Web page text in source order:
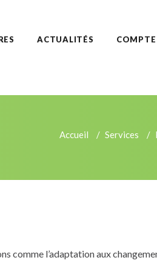
ACTUALITÉS COMPTE
Accueil Services
comme l’adaptation aux